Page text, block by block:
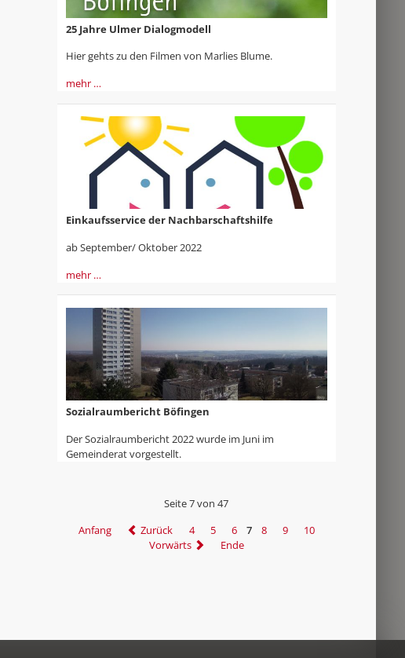
25 Jahre Ulmer Dialogmodell
Hier gehts zu den Filmen von Marlies Blume.
mehr …
Einkaufsservice der Nachbarschaftshilfe
ab September/ Oktober 2022
mehr …
Sozialraumbericht Böfingen
Der Sozialraumbericht 2022 wurde im Juni im
Gemeinderat vorgestellt.
Seite 7 von 47
Anfang
Zurück 4 5 6 7 8 9
10
Vorwärts
Ende